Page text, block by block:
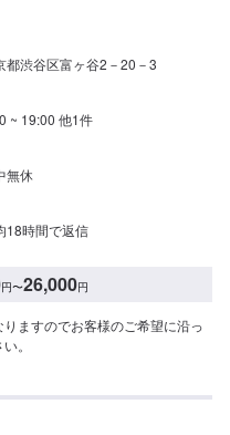
都渋谷区富ヶ谷2－20－3
~ 19:00 他1件
無休
18時間で返信
円〜26,000円
ますのでお客様のご希望に沿っ
。